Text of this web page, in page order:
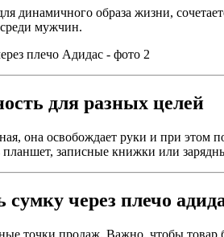
динамичного образа жизни,
мужчин.
для разных целей
она освобождает руки и при этом
записные книжки или
через плечо
точки продаж. Важно, чтобы товар